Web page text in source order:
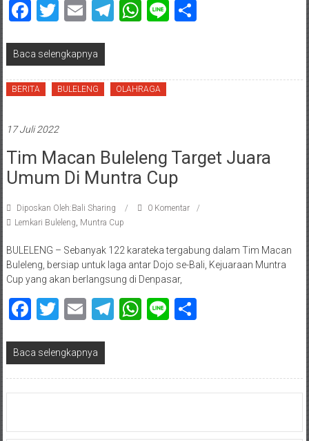
Facebook
Twitter
EmailTelegram
WhatsApp
Line
Baca selengkapnya
BERITA BULELENG OLAHRAGA
17 Juli 2022
Tim Macan Buleleng Target Juara
Umum Di Muntra Cup
Diposkan Oleh:Bali Sharing
0 Komentar
Lemkari Buleleng, Muntra Cup
BULELENG – Sebanyak 122 karateka tergabung dalam Tim Macan
Buleleng, bersiap untuk laga antar Dojo se-Bali, Kejuaraan Muntra
Cup yang akan berlangsung di Denpasar,
Facebook
Twitter
EmailTelegram
WhatsApp
Line
Baca selengkapnya